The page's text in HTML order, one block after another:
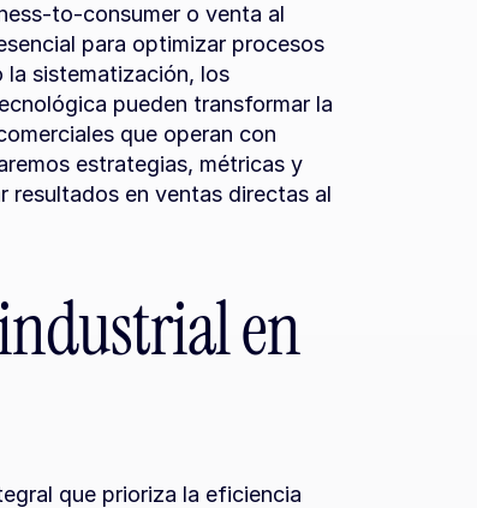
to-consumer o venta al
para optimizar procesos
la sistematización, los
pueden transformar la
que operan con
estrategias, métricas y
resultados en ventas directas al
en
que prioriza la eficiencia